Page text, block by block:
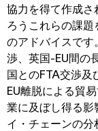
協力を得て作成さ
ろうこれらの課題
のアドバイスで
渉、英国-EU間の
国とのFTA交渉及
EU離脱による貿
業に及ぼし得る影
イ・チェーンの